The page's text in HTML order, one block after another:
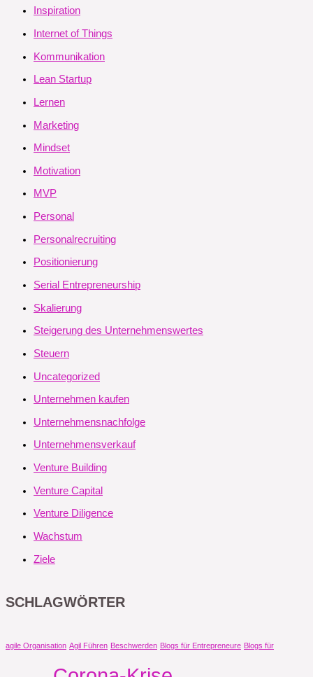
Inspiration
Internet of Things
Kommunikation
Lean Startup
Lernen
Marketing
Mindset
Motivation
MVP
Personal
Personalrecruiting
Positionierung
Serial Entrepreneurship
Skalierung
Steigerung des Unternehmenswertes
Steuern
Uncategorized
Unternehmen kaufen
Unternehmensnachfolge
Unternehmensverkauf
Venture Building
Venture Capital
Venture Diligence
Wachstum
Ziele
SCHLAGWÖRTER
agile Organisation Agil Führen Beschwerden Blogs für Entrepreneure Blogs für